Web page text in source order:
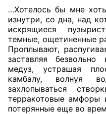
…Хотелось бы мне
изнутри, со дна, над
искрящиеся
темные, ощетиненные
Проплывают,
заставляя безвольно
медуз, устрашая
камбалу, волнуя
захлопываться
терракотовые амфоры
потерянные еще во